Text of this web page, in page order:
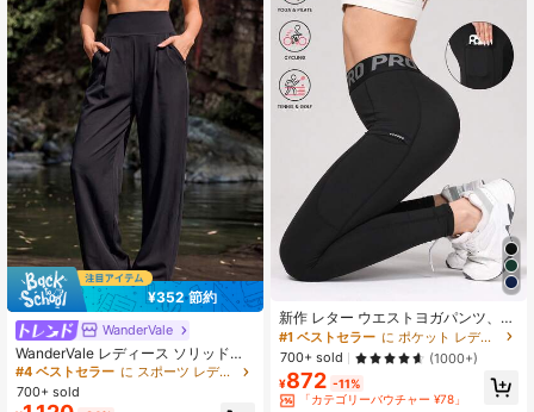
¥352 節約
WanderVale
WanderVale レディース ソリッドカ
ラー ハイウエスト プリーツ ポケッ
ト ワイドレッグ スポーツパンツ
#4 ベストセラー
に スポーツ レディースアウトドアトップス&レディースアウトドアボトムス&レディースアウトドアセット
700+ sold
新作 レター ウエストヨガパンツ、女
性用お尻リフトアップ ハイウエスト
ワークアウトレギンス ポケット付
き、ブラック サイドポケットデザイ
ン、アウトドアレジャー、フィット
ネス、デイリーウェア タイツ スプリ
#1 ベストセラー
に ポケット レディーススポーツレギンス
700+ sold
(1000+)
¥872 -11%
「カテゴリーバウチャー ¥78」